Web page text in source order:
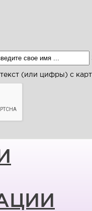
текст (или цифры) с